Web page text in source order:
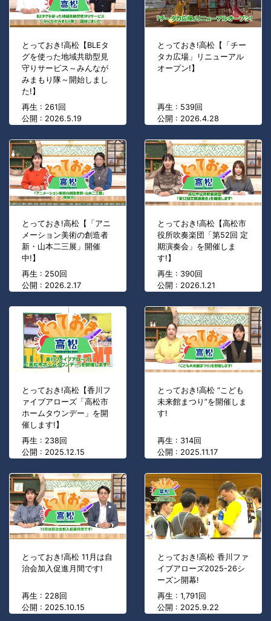
とっておき!高松【BLEタ
グを使った地域共助型見
守りサービス～みんなが
みまもり隊～開始しまし
た!】
再生 : 261回
公開 : 2026.5.19
とっておき!高松【「チー
タカ広場」リニューアル
オープン!】
再生 : 539回
公開 : 2026.4.28
とっておき!高松【「アニ
メーション美術の創造者
新・山本二三展」開催
中!】
再生 : 250回
公開 : 2026.2.17
とっておき!高松【高松市
役所吹奏楽団「第52回 定
期演奏会」を開催しま
す!】
再生 : 390回
公開 : 2026.1.21
とっておき!高松【香川フ
ァイブアローズ「高松市
ホームタウンデー」を開
催します!】
再生 : 238回
公開 : 2025.12.15
とっておき!高松 “こども
未来館まつり”を開催しま
す!
再生 : 314回
公開 : 2025.11.17
とっておき!高松 11月は自
治会加入促進月間です!
再生 : 228回
公開 : 2025.10.15
とっておき!高松 香川ファ
イブアローズ2025-26シ
ーズン開幕!
再生 : 1,791回
公開 : 2025.9.22